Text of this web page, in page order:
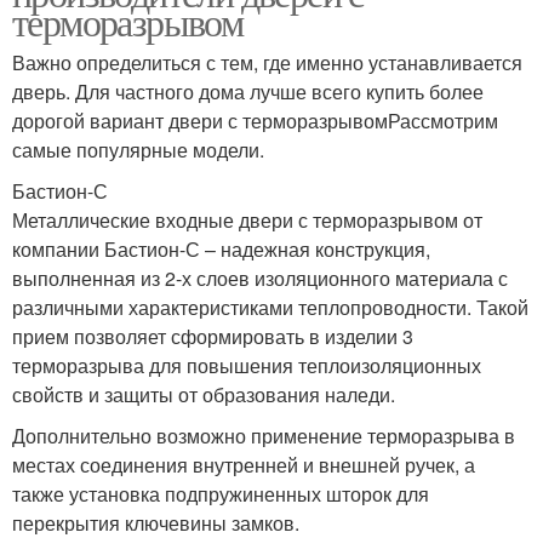
терморазрывом
Важно определиться с тем, где именно устанавливается
дверь. Для частного дома лучше всего купить более
дорогой вариант двери с терморазрывомРассмотрим
самые популярные модели.
Бастион-С
Металлические входные двери с терморазрывом от
компании Бастион-С – надежная конструкция,
выполненная из 2-х слоев изоляционного материала с
различными характеристиками теплопроводности. Такой
прием позволяет сформировать в изделии 3
терморазрыва для повышения теплоизоляционных
свойств и защиты от образования наледи.
Дополнительно возможно применение терморазрыва в
местах соединения внутренней и внешней ручек, а
также установка подпружиненных шторок для
перекрытия ключевины замков.